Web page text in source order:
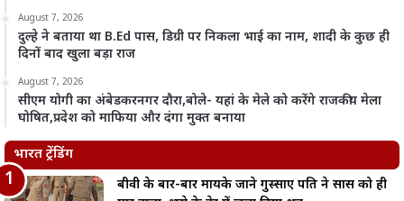
August 7, 2026
दुल्हे ने बताया था B.Ed पास, डिग्री पर निकला भाई का नाम, शादी के कुछ ही
दिनों बाद खुला बड़ा राज
August 7, 2026
सीएम योगी का अंबेडकरनगर दौरा,बोले- यहां के मेले को करेंगे राजकीय मेला
घोषित,प्रदेश को माफिया और दंगा मुक्त बनाया
भारत ट्रेंडिंग
बीवी के बार-बार मायके जाने गुस्साए पति ने सास को ही